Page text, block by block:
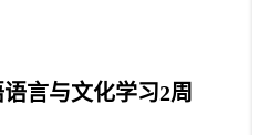
言与文化学习2周